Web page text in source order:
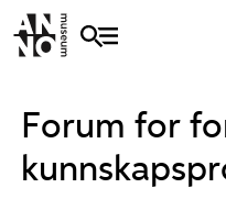
Forum for